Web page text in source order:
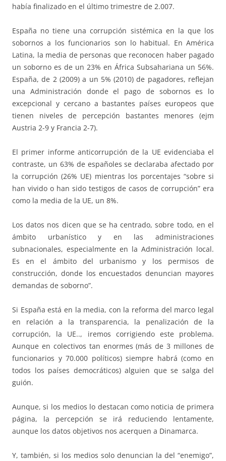
había finalizado en el último trimestre de 2.007.
España no tiene una corrupción sistémica en la que los
sobornos a los funcionarios son lo habitual. En América
Latina, la media de personas que reconocen haber pagado
un soborno es de un 23% en África Subsahariana un 56%.
España, de 2 (2009) a un 5% (2010) de pagadores, reflejan
una Administración donde el pago de sobornos es lo
excepcional y cercano a bastantes países europeos que
tienen niveles de percepción bastantes menores (ejm
Austria 2-9 y Francia 2-7).
El primer informe anticorrupción de la UE evidenciaba el
contraste, un 63% de españoles se declaraba afectado por
la corrupción (26% UE) mientras los porcentajes “sobre si
han vivido o han sido testigos de casos de corrupción” era
como la media de la UE, un 8%.
Los datos nos dicen que se ha centrado, sobre todo, en el
ámbito urbanístico y en las administraciones
subnacionales, especialmente en la Administración local.
Es en el ámbito del urbanismo y los permisos de
construcción, donde los encuestados denuncian mayores
demandas de soborno”.
Si España está en la media, con la reforma del marco legal
en relación a la transparencia, la penalización de la
corrupción, la UE.., iremos corrigiendo este problema.
Aunque en colectivos tan enormes (más de 3 millones de
funcionarios y 70.000 políticos) siempre habrá (como en
todos los países democráticos) alguien que se salga del
guión.
Aunque, si los medios lo destacan como noticia de primera
página, la percepción se irá reduciendo lentamente,
aunque los datos objetivos nos acerquen a Dinamarca.
Y, también, si los medios solo denuncian la del “enemigo”,